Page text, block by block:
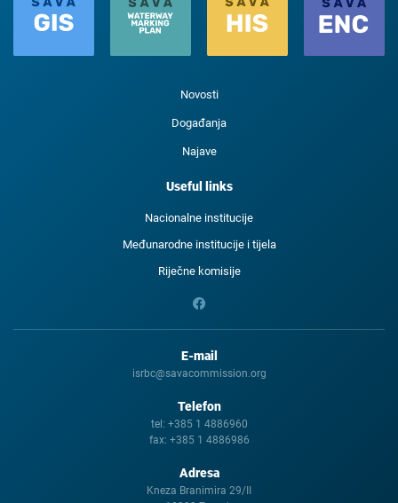
Novosti
Događanja
Najave
Useful links
Nacionalne institucije
Međunarodne institucije i tijela
Riječne komisije
E-mail
isrbc@savacommission.org
Telefon
tel: +385 1 4886960
fax: +385 1 4886986
Adresa
Kneza Branimira 29/II